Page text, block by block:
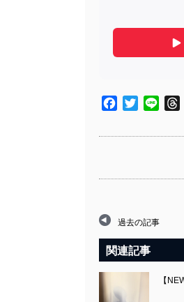
Facebook
TwitterLine
過去の記事
関連記事
【